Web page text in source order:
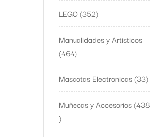
LEGO 352
Manualidades y Artisticos
464
Mascotas Electronicas 33
Muñecas y Accesorios 438